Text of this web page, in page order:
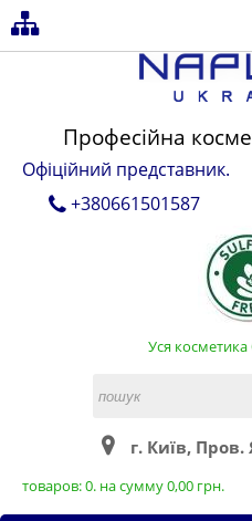
Професійна
Офіційний представник.
+380661501587
Уся косметика
г. Київ,
товаров:0. на сумму0,00 грн.